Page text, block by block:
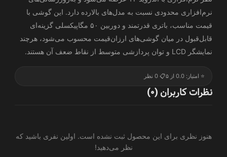
نرم‌افزاری محدودی نسبت به مدل‌های بالارده دارد. این گوشی با
قیمت مناسب، باتری قدرتمند و دوربین ۵۰ مگاپیکسلی گزینه‌ای
قابل‌قبول در میان گوشی‌های ارزان‌قیمت محسوب می‌شود، هرچند
نمایشگر LCD و توان پردازشی متوسط از نقاط ضعف آن هستند.
⭐ امتیاز: 0.0 از ۵ 📋 0 نظر
نظرات کاربران (0)
هنوز نظری برای این محصول ثبت نشده است. اولین نفری باشید که
نظر می‌دهید!